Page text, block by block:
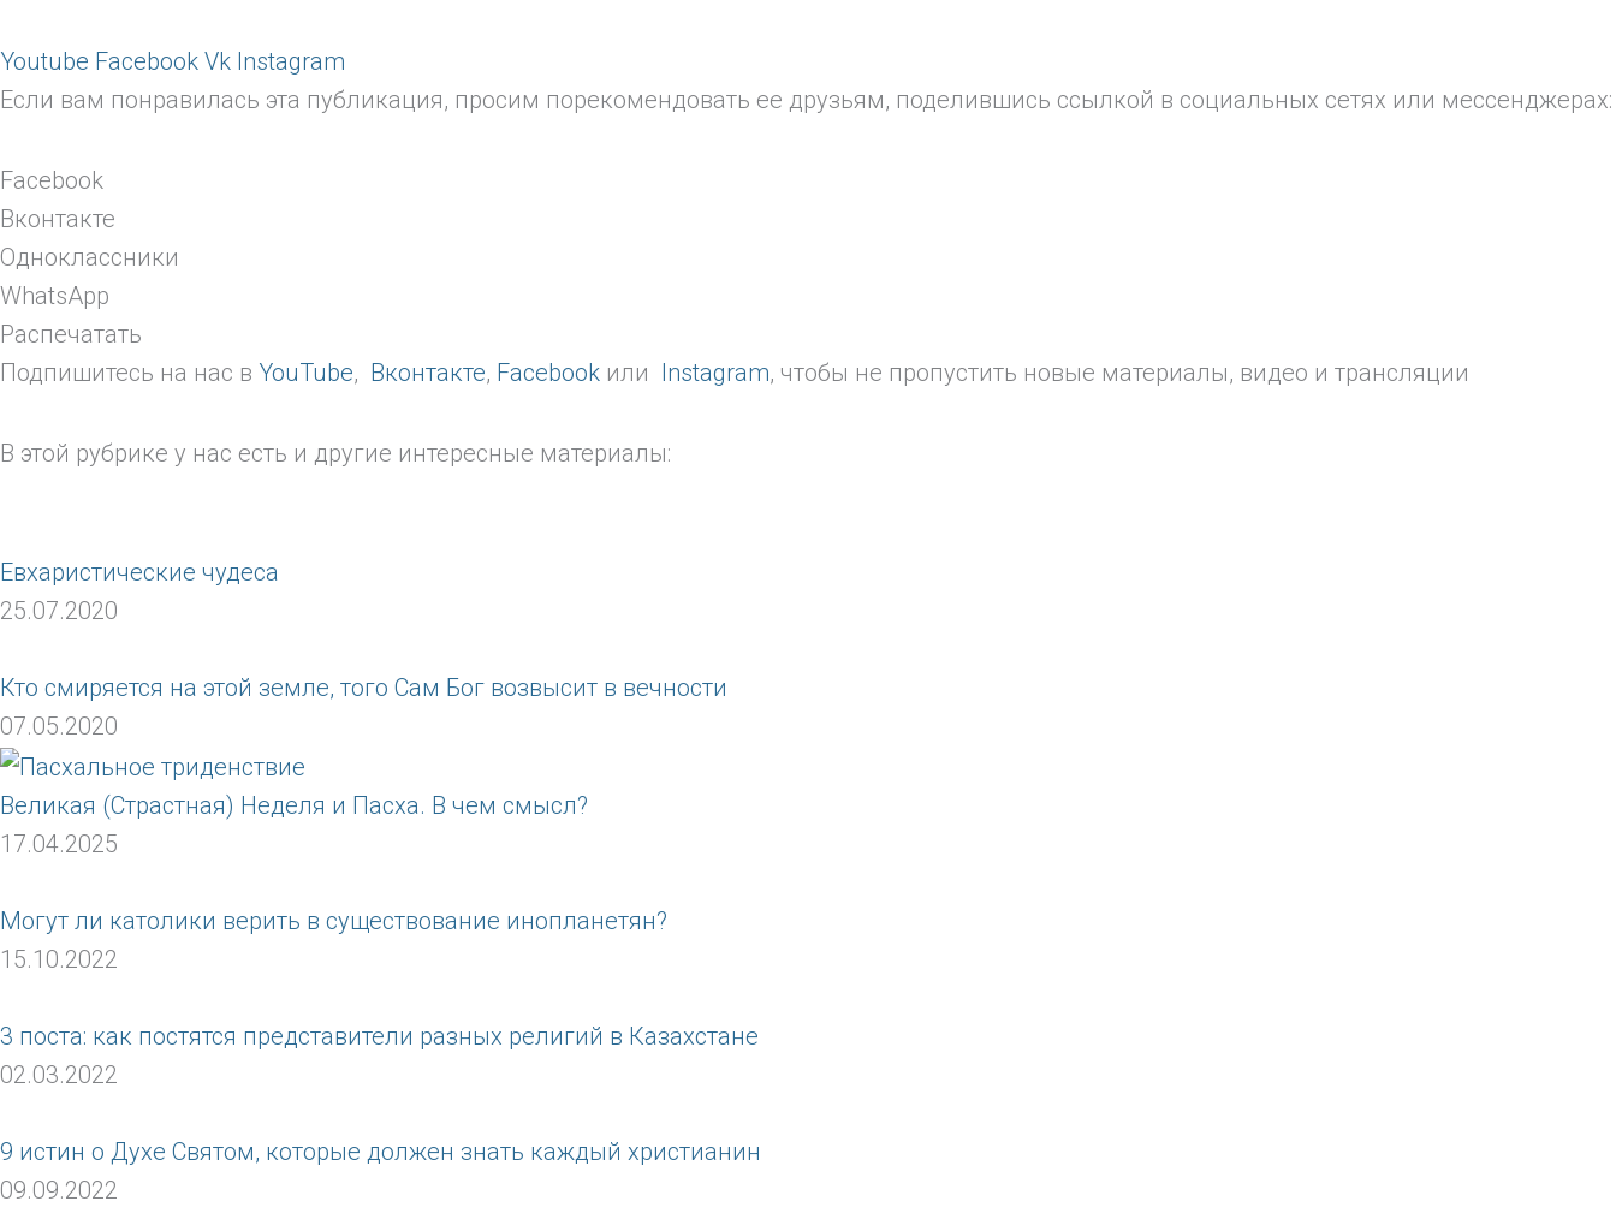
Youtube Facebook Vk Instagram
Если вам понравилась эта публикация, просим порекомендовать ее друзьям, поделившись ссылкой в социальных сетях или мессенджерах:
Facebook
Вконтакте
Одноклассники
WhatsApp
Распечатать
Подпишитесь на нас в YouTube, Вконтакте, Facebook или Instagram, чтобы не пропустить новые материалы, видео и трансляции
В этой рубрике у нас есть и другие интересные материалы:
Евхаристические чудеса
25.07.2020
Кто смиряется на этой земле, того Сам Бог возвысит в вечности
07.05.2020
Великая (Страстная) Неделя и Пасха. В чем смысл?
17.04.2025
Могут ли католики верить в существование инопланетян?
15.10.2022
3 поста: как постятся представители разных религий в Казахстане
02.03.2022
9 истин о Духе Святом, которые должен знать каждый христианин
09.09.2022